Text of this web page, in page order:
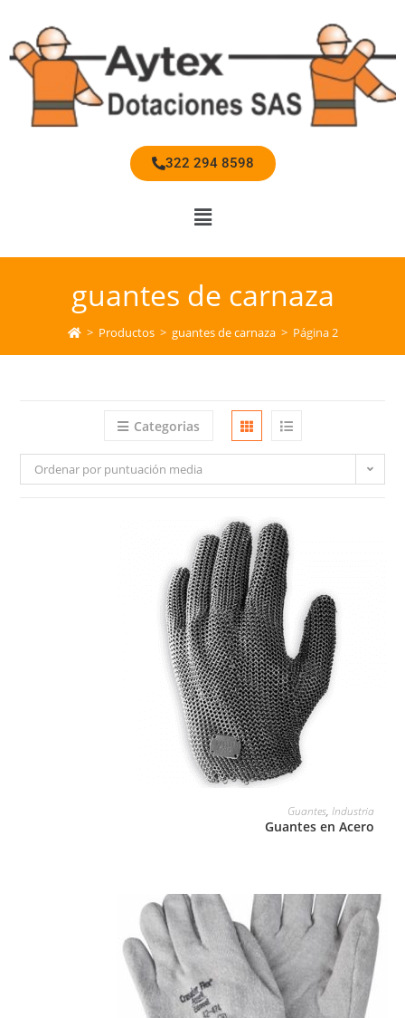
322 294 8598
guantes de carnaza
> Productos > guantes de carnaza > Página 2
Categorias
Ordenar por puntuación media
Guantes,Industria
Guantes en Acero